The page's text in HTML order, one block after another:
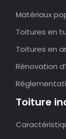
Matériaux
Toitures en
Toitures en
Rénovation
Toiture